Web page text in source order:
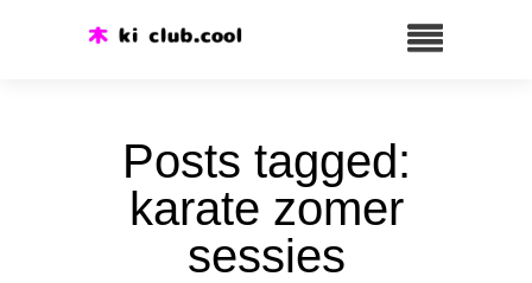
Posts tagged:
karate zomer
sessies